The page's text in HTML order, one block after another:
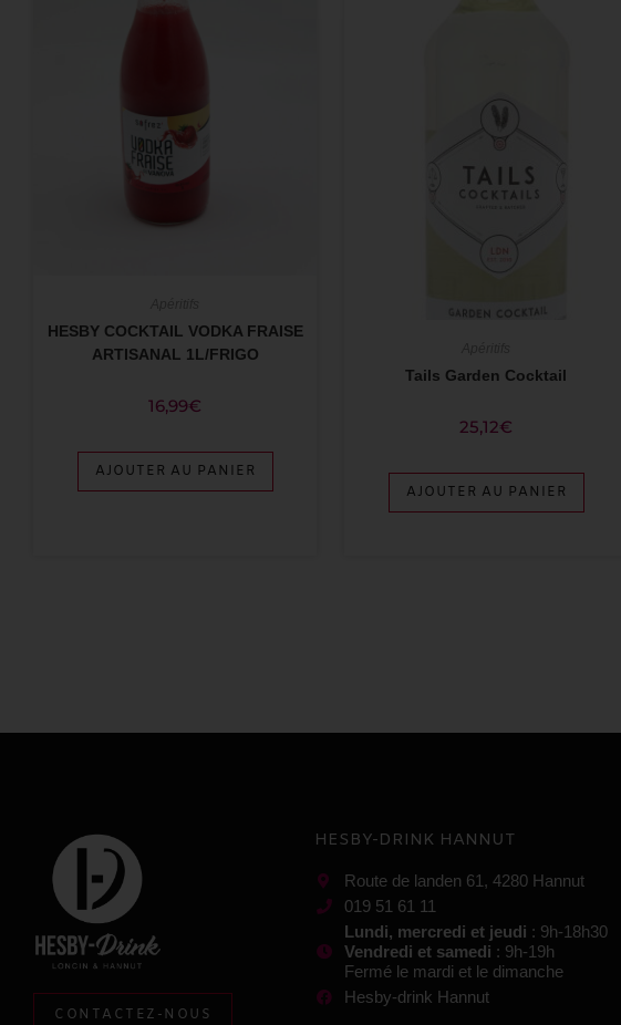
HESBY COCKTAIL VODKA FRAISE
ARTISANAL 1L/FRIGO
16,99€
AJOUTER AU PANIER
Tails Garden Cocktail
25,12€
AJOUTER AU PANIER
CONTACTEZ-NOUS
HESBY-DRINK HANNUT
Route de landen 61, 4280 Hannut
019 51 61 11
Lundi, mercredi et jeudi : 9h-18h30
Vendredi et samedi : 9h-19h
Fermé le mardi et le dimanche
Hesby-drink Hannut